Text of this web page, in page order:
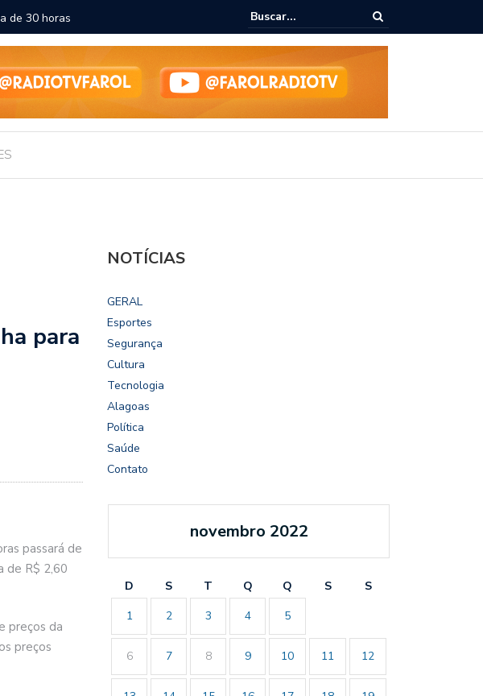
para estudantes da rede
Chico Filho destaca potencial esportivo, turístico e
Internacional de Maceió
para
passará de
de R$ 2,60
preços da
preços
NOTÍCIAS
GERAL
Esportes
Segurança
Cultura
Tecnologia
Alagoas
Política
Saúde
Contato
novembro 2022
D S T Q Q S
S
1
2 3 4 5
6 7 8 9 10 11 12